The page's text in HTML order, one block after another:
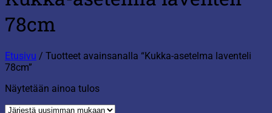
78cm
Etusivu / Tuotteet avainsanalla “Kukka-asetelma laventeli
78cm”
Näytetään ainoa tulos